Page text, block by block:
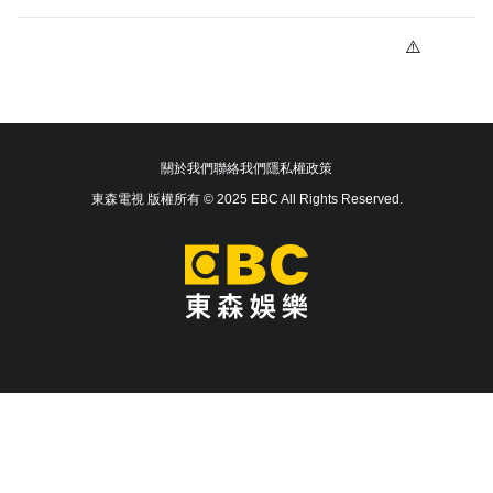
關於我們聯絡我們隱私權政策
東森電視 版權所有 © 2025 EBC All Rights Reserved.